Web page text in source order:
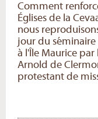
Comment
Églises de la
nous
jour du séminaire
à l'Île Maurice par
Arnold de
protestant de